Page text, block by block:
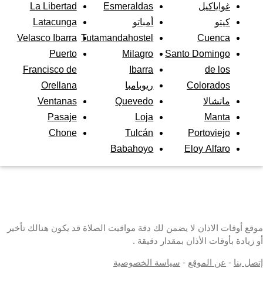
غواياكيل
كيتو
Cuenca
Santo Domingo
de los
Colorados
ماتشالا
Manta
Portoviejo
Eloy Alfaro
Esmeraldas
أمباتو
Tutamandahostel
Milagro
Ibarra
ريوبامبا
Quevedo
Loja
Tulcán
Babahoyo
La Libertad
Latacunga
Velasco Ibarra
Puerto
Francisco de
Orellana
Ventanas
Pasaje
Chone
موقع أوقات الاذان لا يضمن لك دقة مواقيت الصلاة قد يكون هنالك تأخير
أو زيادة بأوقات الأذان بمقدار دقيقة .
إتصل بنا - عن الموقع - سياسة الخصوصية